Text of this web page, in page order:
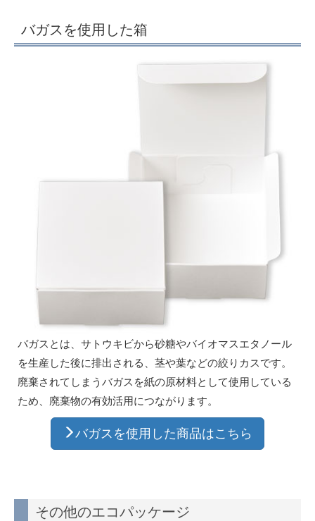
バガスを使用した箱
バガスとは、サトウキビから砂糖やバイオマスエタノール
を生産した後に排出される、茎や葉などの絞りカスです。
廃棄されてしまうバガスを紙の原材料として使用している
ため、廃棄物の有効活用につながります。
バガスを使用した商品はこちら
その他のエコパッケージ